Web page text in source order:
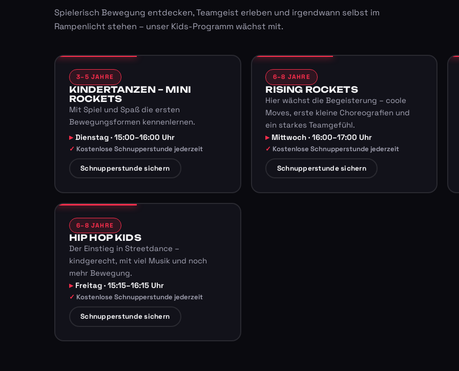
Spielerisch Bewegung entdecken, Teamgeist erleben und irgendwann selbst im
Rampenlicht stehen – unser Kids-Programm wächst mit.
3–5 JAHRE
KINDERTANZEN – MINI
ROCKETS
Mit Spiel und Spaß die ersten
Bewegungsformen kennenlernen.
Dienstag · 15:00–16:00 Uhr
Kostenlose Schnupperstunde jederzeit
Schnupperstunde sichern
6–8 JAHRE
RISING ROCKETS
Hier wächst die Begeisterung – coole
Moves, erste kleine Choreografien und
ein starkes Teamgefühl.
Mittwoch · 16:00–17:00 Uhr
Kostenlose Schnupperstunde jederzeit
Schnupperstunde sichern
6–8 JAHRE
HIP HOP KIDS
Der Einstieg in Streetdance –
kindgerecht, mit viel Musik und noch
mehr Bewegung.
Freitag · 15:15–16:15 Uhr
Kostenlose Schnupperstunde jederzeit
Schnupperstunde sichern